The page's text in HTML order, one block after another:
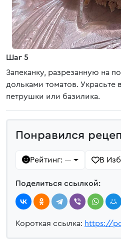
Шаг 5
Запеканку, разрезанную на
дольками томатов. Украсьте
петрушки или базилика.
Понравился
Рейтинг: — В
Поделиться ссылкой:
Короткая ссылка: https://